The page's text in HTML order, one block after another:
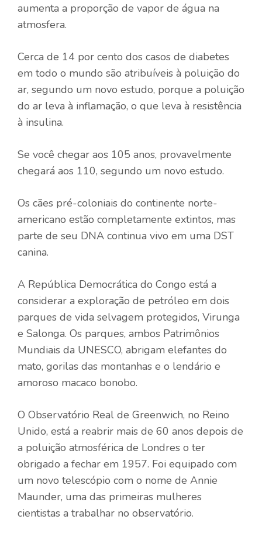
aumenta a proporção de vapor de água na
atmosfera.
Cerca de 14 por cento dos casos de diabetes
em todo o mundo são atribuíveis à poluição do
ar, segundo um novo estudo, porque a poluição
do ar leva à inflamação, o que leva à resistência
à insulina.
Se você chegar aos 105 anos, provavelmente
chegará aos 110, segundo um novo estudo.
Os cães pré-coloniais do continente norte-
americano estão completamente extintos, mas
parte de seu DNA continua vivo em uma DST
canina.
A República Democrática do Congo está a
considerar a exploração de petróleo em dois
parques de vida selvagem protegidos, Virunga
e Salonga. Os parques, ambos Patrimônios
Mundiais da UNESCO, abrigam elefantes do
mato, gorilas das montanhas e o lendário e
amoroso macaco bonobo.
O Observatório Real de Greenwich, no Reino
Unido, está a reabrir mais de 60 anos depois de
a poluição atmosférica de Londres o ter
obrigado a fechar em 1957. Foi equipado com
um novo telescópio com o nome de Annie
Maunder, uma das primeiras mulheres
cientistas a trabalhar no observatório.